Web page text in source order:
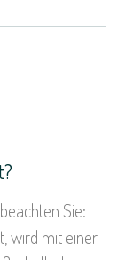
Sie:
wird mit einer